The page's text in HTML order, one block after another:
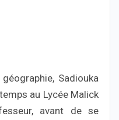
Sadiouka
au Lycée Malick
avant de se